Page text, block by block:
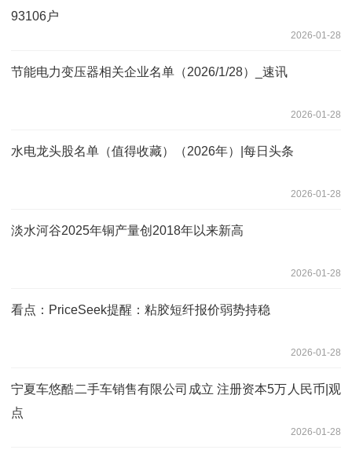
93106户
2026-01-28
节能电力变压器相关企业名单（2026/1/28）_速讯
2026-01-28
水电龙头股名单（值得收藏）（2026年）|每日头条
2026-01-28
淡水河谷2025年铜产量创2018年以来新高
2026-01-28
看点：PriceSeek提醒：粘胶短纤报价弱势持稳
2026-01-28
宁夏车悠酷二手车销售有限公司成立 注册资本5万人民币|观
点
2026-01-28